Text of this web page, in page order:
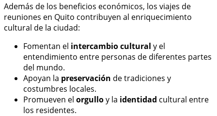
Además de los beneficios económicos, los viajes de
reuniones en Quito contribuyen al enriquecimiento
cultural de la ciudad:
Fomentan el intercambio cultural y el
entendimiento entre personas de diferentes partes
del mundo.
Apoyan la preservación de tradiciones y
costumbres locales.
Promueven el orgulloy la identidad cultural entre
los residentes.